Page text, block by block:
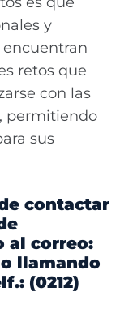
y
encuentran
retos que
con las
permitiendo
sus
contactar
al correo:
o llamando
(0212)